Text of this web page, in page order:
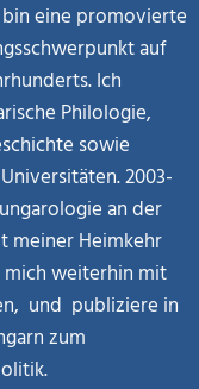
bin eine promovierte
auf
Ich
Philologie,
sowie
2003-
an der
meiner Heimkehr
mich weiterhin mit
und publiziere in
zum